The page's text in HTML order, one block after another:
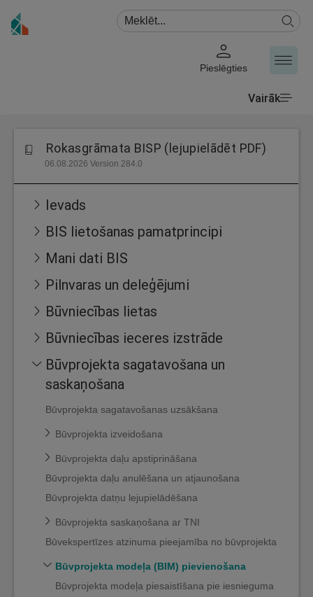
Pieslēgties
Vairāk
Rokasgrāmata BISP (lejupielādēt PDF)
06.08.2026 Version 284.0
Ievads
BIS lietošanas pamatprincipi
Mani dati BIS
Pilnvaras un deleģējumi
Būvniecības lietas
Būvniecības ieceres izstrāde
Būvprojekta sagatavošana un
saskaņošana
Būvprojekta sagatavošanas uzsākšana
Būvprojekta izveidošana
Būvprojekta daļu apstiprināšana
Būvprojekta daļu anulēšana un atjaunošana
Būvprojekta datņu lejupielādēšana
Būvprojekta saskaņošana ar TNI
Būvekspertīzes atzinuma pieejamība no būvprojekta
Būvprojekta modeļa (BIM) pievienošana
Būvprojekta modeļa piesaistīšana pie iesnieguma